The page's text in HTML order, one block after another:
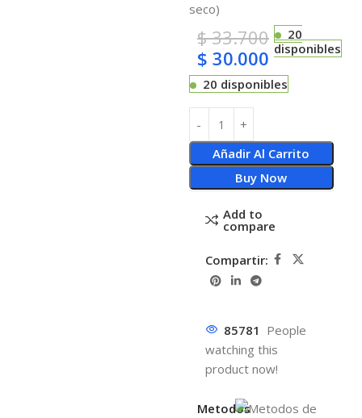
seco)
$33.700
$ 30.000
20
disponibles
20 disponibles
Añadir Al Carrito
Buy Now
Add to
compare
Compartir:
85781 People
watching this
product now!
Metodos